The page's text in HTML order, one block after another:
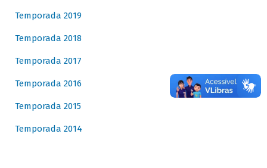
Temporada 2019
Temporada 2018
Temporada 2017
Temporada 2016
Temporada 2015
Temporada 2014